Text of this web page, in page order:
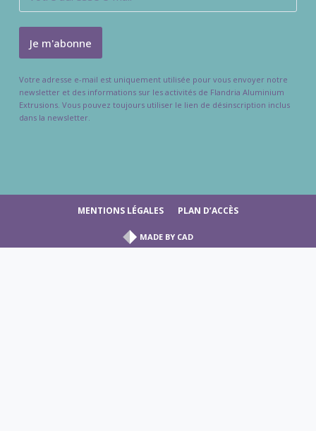
Votre adresse e-mail est uniquement utilisée pour vous envoyer notre
newsletter et des informations sur les activités de Flandria Aluminium
Extrusions. Vous pouvez toujours utiliser le lien de désinscription inclus
dans la newsletter.
MADE BYCAD
MENTIONS LÉGALES PLAN D’ACCÈS